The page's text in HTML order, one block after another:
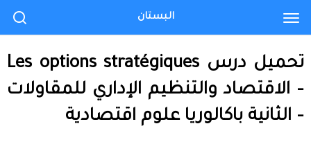
تحميل درس Les options stratégiques
– الاقتصاد والتنظيم الإداري للمقاولات
– الثانية باكالوريا علوم اقتصادية
البستان